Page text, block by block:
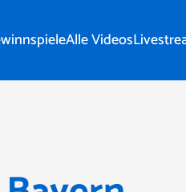
Alle Videos